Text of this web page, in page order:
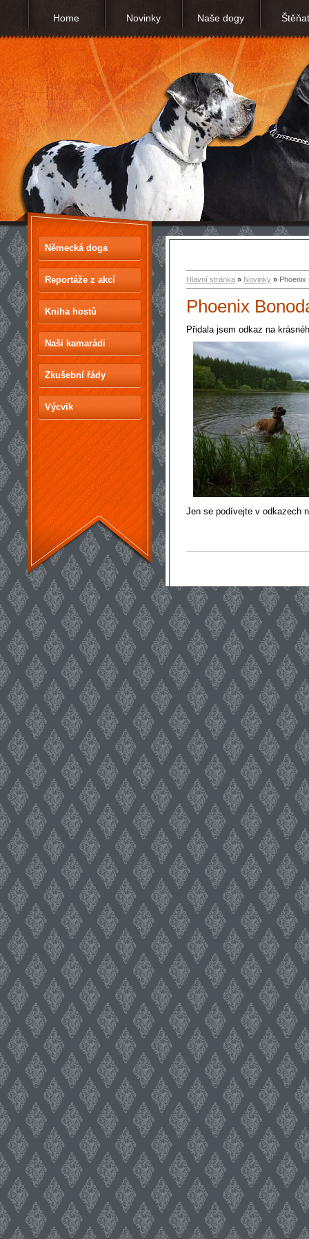
Home Novinky Naše dogy
Německá doga
Reportáže z akcí
Kniha hostů
Naši kamarádi
Zkušební řády
Výcvik
Hlavní stránka » Novinky » Phoenix
Phoenix
Přidala jsem odkaz na
Jen se podívejte v odkazech